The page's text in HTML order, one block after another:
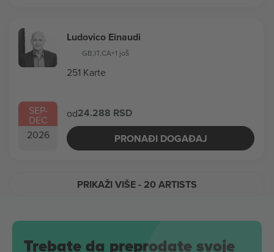
SEP-
DEC
2026
Ludovico Einaudi
GB,IT,CA+1 još
251 Karte
od24.288 RSD
PRONAĐI DOGAĐAJ
PRIKAŽI VIŠE- 20 ARTISTS
Trebate da preprodate svoje